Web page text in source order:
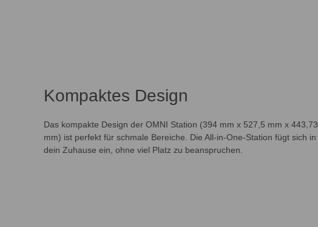
Kompaktes Design
Das kompakte Design der OMNI Station (394 mm x 527,5 mm x 443,73
mm) ist perfekt für schmale Bereiche. Die All-in-One-Station fügt sich in
dein Zuhause ein, ohne viel Platz zu beanspruchen.